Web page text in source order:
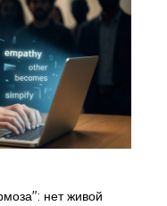
нет живой